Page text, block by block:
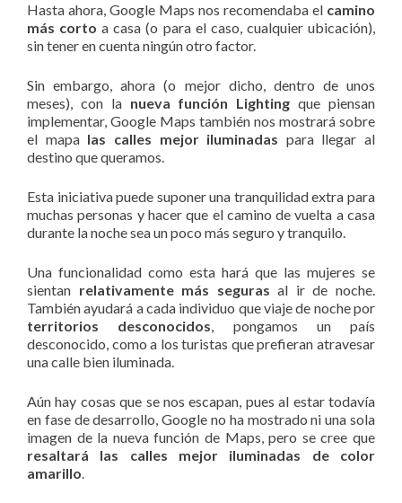
Hasta ahora, Google Maps nos recomendaba el camino
más corto a casa (o para el caso, cualquier ubicación),
sin tener en cuenta ningún otro factor.
Sin embargo, ahora (o mejor dicho, dentro de unos
meses), con la nueva función Lighting que piensan
implementar, Google Maps también nos mostrará sobre
el mapa las calles mejor iluminadas para llegar al
destino que queramos.
Esta iniciativa puede suponer una tranquilidad extra para
muchas personas y hacer que el camino de vuelta a casa
durante la noche sea un poco más seguro y tranquilo.
Una funcionalidad como esta hará que las mujeres se
sientan relativamente más seguras al ir de noche.
También ayudará a cada individuo que viaje de noche por
territorios desconocidos, pongamos un país
desconocido, como a los turistas que prefieran atravesar
una calle bien iluminada.
Aún hay cosas que se nos escapan, pues al estar todavía
en fase de desarrollo, Google no ha mostrado ni una sola
imagen de la nueva función de Maps, pero se cree que
resaltará las calles mejor iluminadas de color
amarillo.